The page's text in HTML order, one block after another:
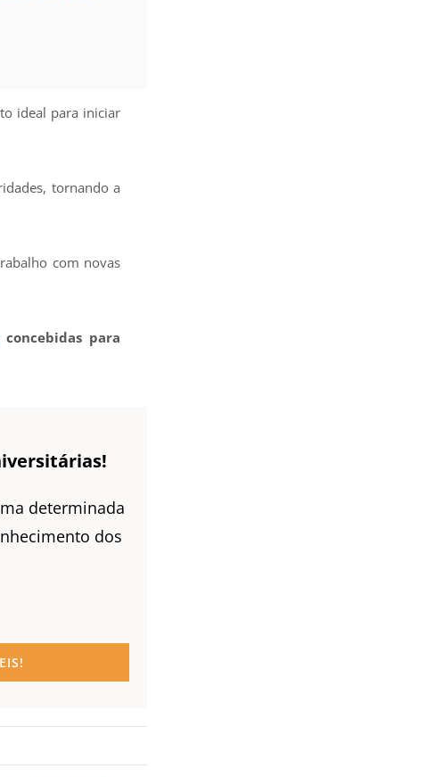
ideal para iniciar
tornando a
com novas
concebidas para
determinada
dos